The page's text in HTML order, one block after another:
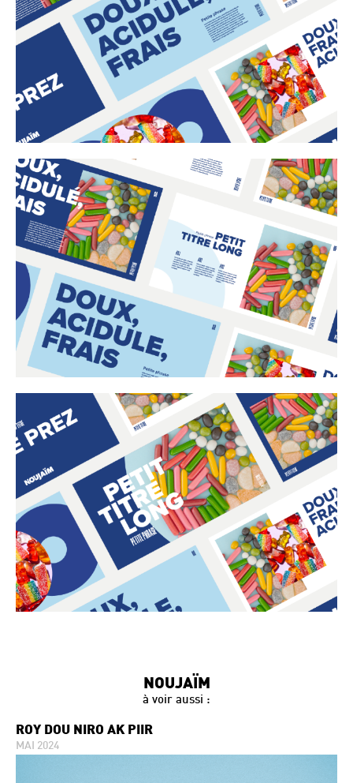
NOUJAÏM
à voir aussi :
ROY DOU NIRO AK PIIR
MAI 2024